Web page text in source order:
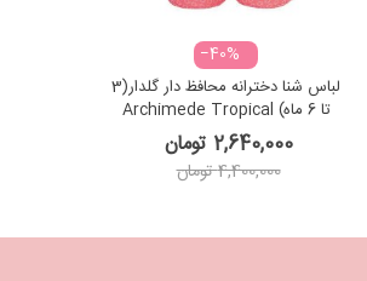
‎−40%
لباس شنا دخترانه محافظ دار گلدار(3
تا 6 ماه) Archimede Tropical
Swimdress Double Protection
2,640,000 تومان
4,400,000 تومان